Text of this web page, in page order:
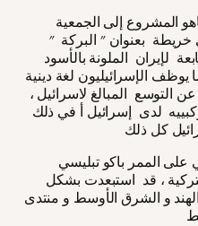
المشروع إلى الجمعية
خريطة بعنوان " البركة "
لإيران الملونة بالأسود
الإسرائيليون لغة دينية
التوسع المبالغ لاسرائيل ،
لدى إسرائيل أ في ذلك
على الممر باكو تبليسي
، قد استبعدت بشكل
و الشرق الأوسط و منتدى